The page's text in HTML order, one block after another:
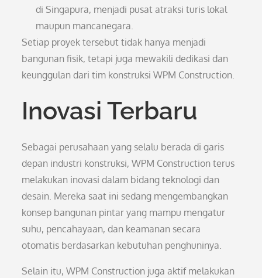
di Singapura, menjadi pusat atraksi turis lokal
maupun mancanegara.
Setiap proyek tersebut tidak hanya menjadi
bangunan fisik, tetapi juga mewakili dedikasi dan
keunggulan dari tim konstruksi WPM Construction.
Inovasi Terbaru
Sebagai perusahaan yang selalu berada di garis
depan industri konstruksi, WPM Construction terus
melakukan inovasi dalam bidang teknologi dan
desain. Mereka saat ini sedang mengembangkan
konsep bangunan pintar yang mampu mengatur
suhu, pencahayaan, dan keamanan secara
otomatis berdasarkan kebutuhan penghuninya.
Selain itu, WPM Construction juga aktif melakukan